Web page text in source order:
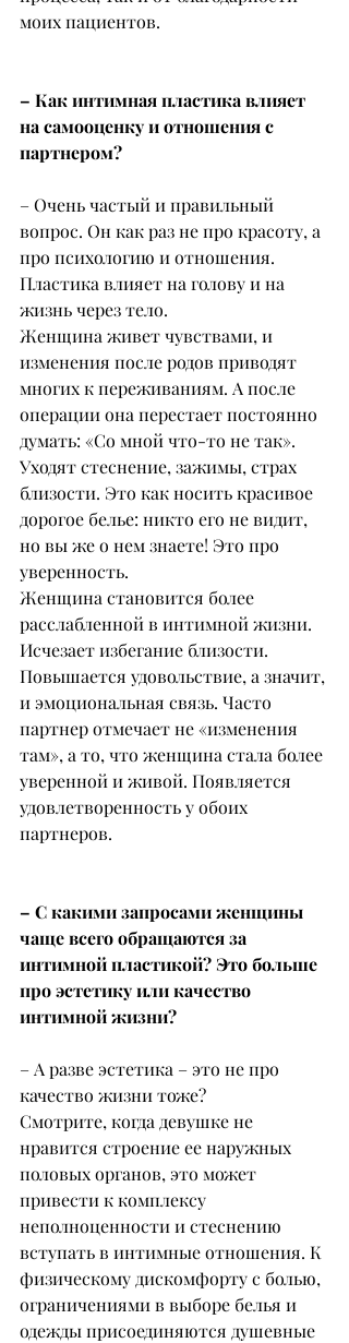
моих пациентов.
– Как интимная пластика влияет
на самооценку и отношения с
партнером?
– Очень частый и правильный
вопрос. Он как раз не про красоту, а
про психологию и отношения.
Пластика влияет на голову и на
жизнь через тело.
Женщина живет чувствами, и
изменения после родов приводят
многих к переживаниям. А после
операции она перестает постоянно
думать: «Со мной что-то не так».
Уходят стеснение, зажимы, страх
близости. Это как носить красивое
дорогое белье: никто его не видит,
но вы же о нем знаете! Это про
уверенность.
Женщина становится более
расслабленной в интимной жизни.
Исчезает избегание близости.
Повышается удовольствие, а значит,
и эмоциональная связь. Часто
партнер отмечает не «изменения
там», а то, что женщина стала более
уверенной и живой. Появляется
удовлетворенность у обоих
партнеров.
– С какими запросами женщины
чаще всего обращаются за
интимной пластикой? Это больше
про эстетику или качество
интимной жизни?
– А разве эстетика – это не про
качество жизни тоже?
Смотрите, когда девушке не
нравится строение ее наружных
половых органов, это может
привести к комплексу
неполноценности и стеснению
вступать в интимные отношения. К
физическому дискомфорту с болью,
ограничениями в выборе белья и
одежды присоединяются душевные